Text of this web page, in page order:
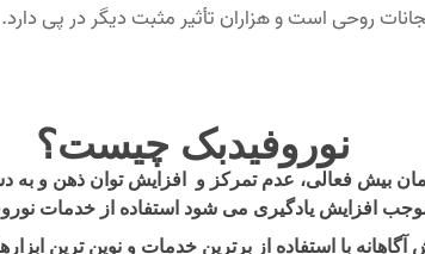
روحی است و هزاران تأثیر مثبت دیگر در پی دارد.
نوروفیدبک چیست؟
بیش فعالی، عدم تمرکز و افزایش توان ذهن و
افزایش یادگیری می شود استفاده از خدمات
با استفاده از برترین خدمات و نوین ترین